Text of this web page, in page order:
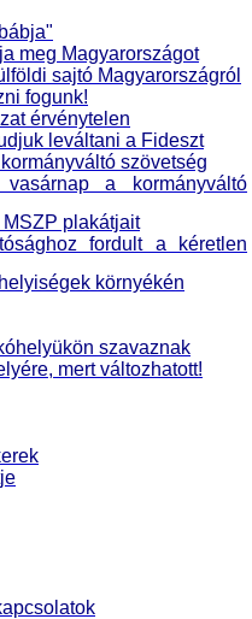
meg Magyarországot
sajtó Magyarországról
fogunk!
érvénytelen
leváltani a Fideszt
szövetség
vasárnap a kormányváltó
plakátjait
fordult a kéretlen
környékén
szavaznak
mert változhatott!